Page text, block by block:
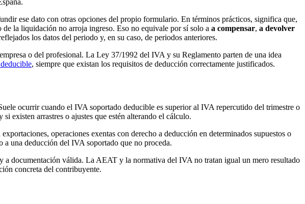
ese dato con otras opciones del propio formulario. En términos prácticos, significa que,
la liquidación no arroja ingreso. Eso no equivale por sí solo a a compensar, a devolver
los datos del periodo y, en su caso, de periodos anteriores.
o del profesional. La Ley 37/1992 del IVA y su Reglamento parten de una idea
, siempre que existan los requisitos de deducción correctamente justificados.
ocurrir cuando el IVA soportado deducible es superior al IVA repercutido del trimestre o
existen arrastres o ajustes que estén alterando el cálculo.
operaciones exentas con derecho a deducción en determinados supuestos o
a una deducción del IVA soportado que no proceda.
a documentación válida. La AEAT y la normativa del IVA no tratan igual un mero resultado
concreta del contribuyente.